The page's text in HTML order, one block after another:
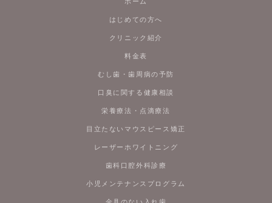
ホーム
はじめての方へ
クリニック紹介
料金表
むし歯・歯周病の予防
口臭に関する健康相談
栄養療法・点滴療法
目立たないマウスピース矯正
レーザーホワイトニング
歯科口腔外科診療
小児メンテナンスプログラム